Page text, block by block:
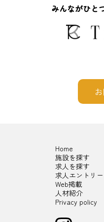
みんながひと
Home
施設を探す
求人を探す
求人エントリー
Web掲載
人材紹介
Privacy policy